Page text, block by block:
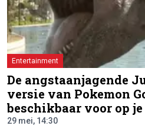
Entertainment
De angstaanjagende
versie van Pokemon
beschikbaar voor op
29 mei, 14:30